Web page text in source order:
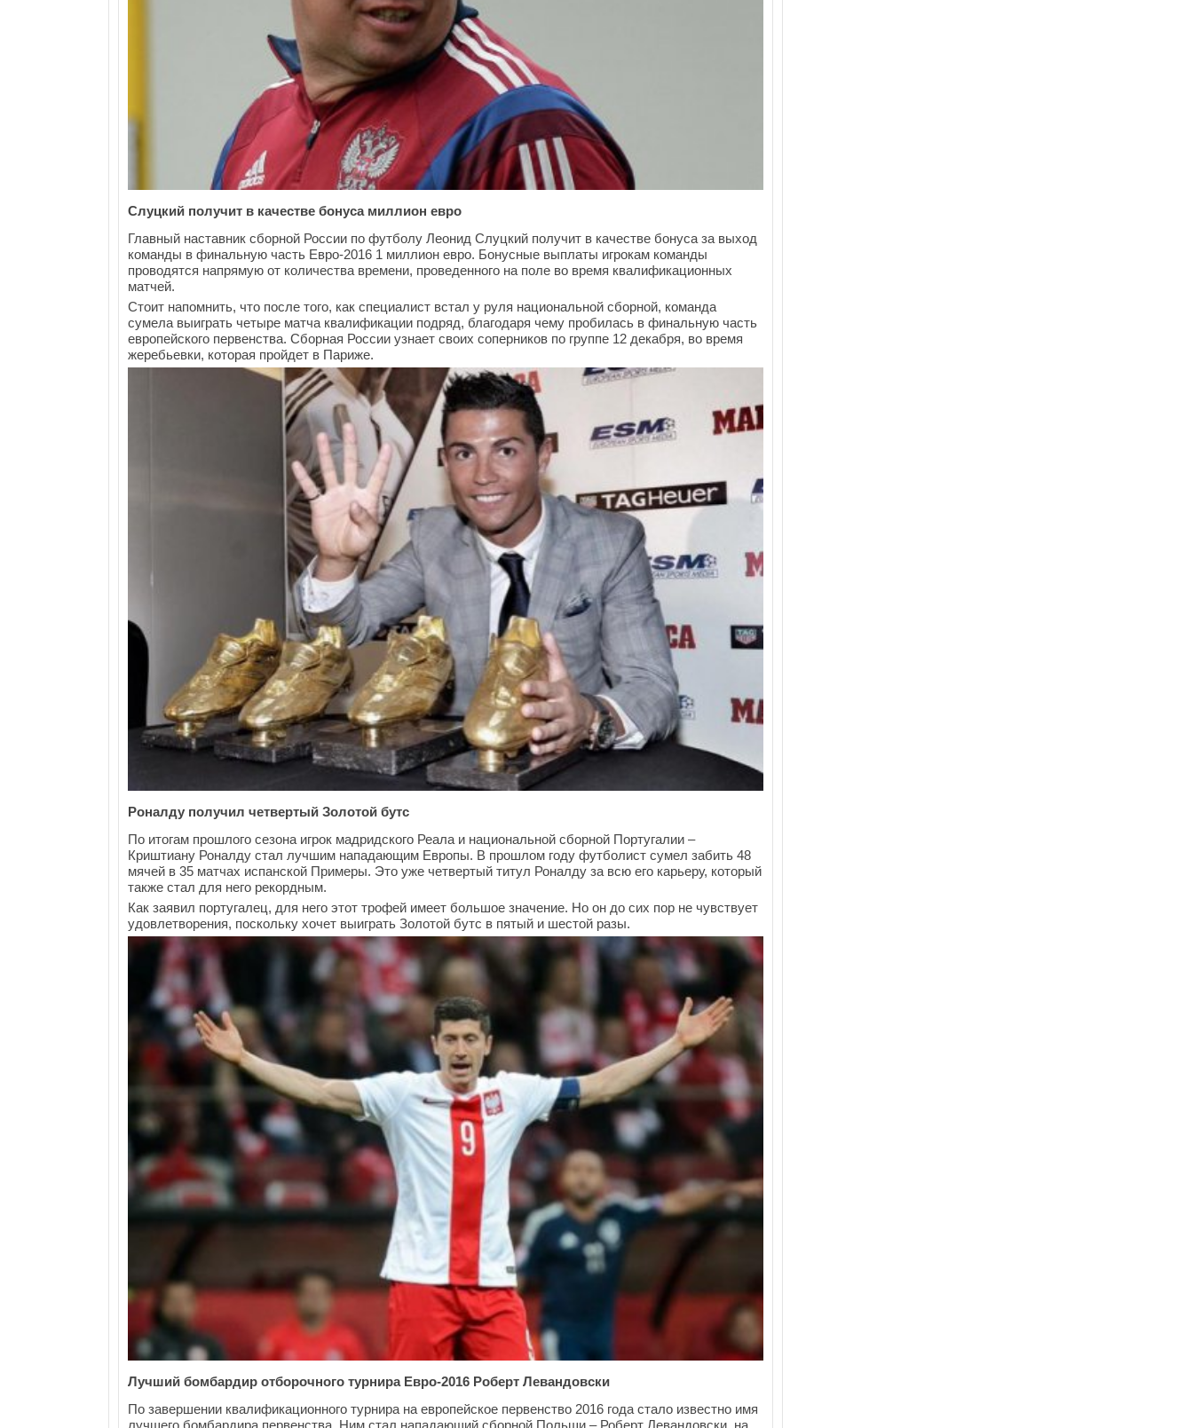
Слуцкий получит в качестве бонуса миллион евро
Главный наставник сборной России по футболу Леонид Слуцкий получит в качестве бонуса за выход
команды в финальную часть Евро-2016 1 миллион евро. Бонусные выплаты игрокам команды
проводятся напрямую от количества времени, проведенного на поле во время квалификационных
матчей.
Стоит напомнить, что после того, как специалист встал у руля национальной сборной, команда
сумела выиграть четыре матча квалификации подряд, благодаря чему пробилась в финальную часть
европейского первенства. Сборная России узнает своих соперников по группе 12 декабря, во время
жеребьевки, которая пройдет в Париже.
Роналду получил четвертый Золотой бутс
По итогам прошлого сезона игрок мадридского Реала и национальной сборной Португалии –
Криштиану Роналду стал лучшим нападающим Европы. В прошлом году футболист сумел забить 48
мячей в 35 матчах испанской Примеры. Это уже четвертый титул Роналду за всю его карьеру, который
также стал для него рекордным.
Как заявил португалец, для него этот трофей имеет большое значение. Но он до сих пор не чувствует
удовлетворения, поскольку хочет выиграть Золотой бутс в пятый и шестой разы.
Лучший бомбардир отборочного турнира Евро-2016 Роберт Левандовски
По завершении квалификационного турнира на европейское первенство 2016 года стало известно имя
лучшего бомбардира первенства. Ним стал нападающий сборной Польши – Роберт Левандовски, на